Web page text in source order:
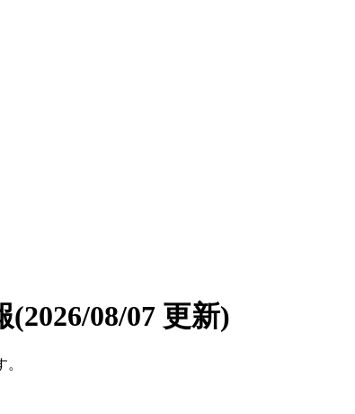
(2026/08/07 更新)